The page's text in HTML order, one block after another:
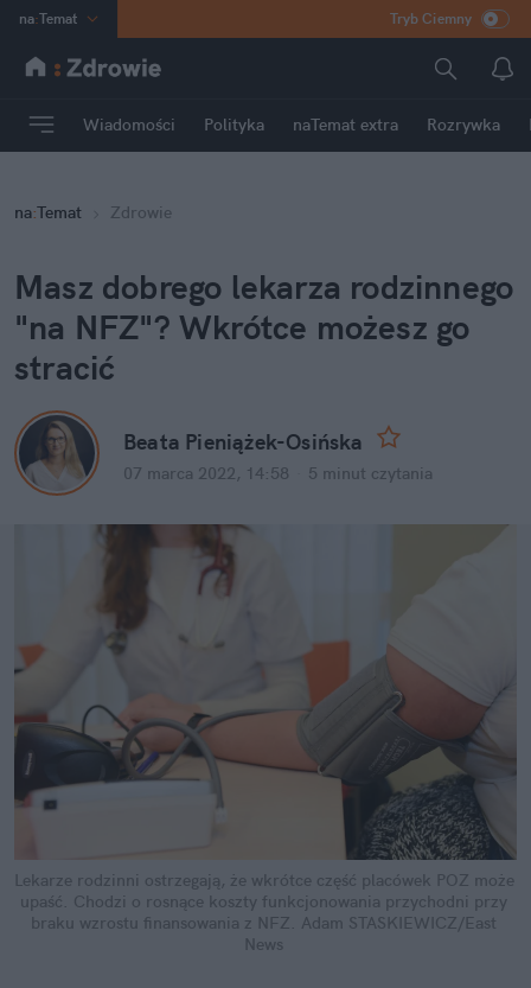
na:Temat
INN Poland
mama
Rozrywka
Tryb Ciemny
Wiadomości Polityka naTemat extra Rozrywka
na:Temat Zdrowie
Masz dobrego lekarza rodzinnego
"na NFZ"? Wkrótce możesz go
stracić
Beata Pieniążek-Osińska
07 marca 2022, 14:58 5 minut czytania
Lekarze rodzinni ostrzegają, że wkrótce część placówek POZ może
upaść. Chodzi o rosnące koszty funkcjonowania przychodni przy
braku wzrostu finansowania z NFZ.
Adam STASKIEWICZ/East
News